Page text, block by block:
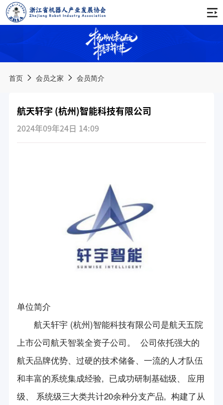
首页
协会章程
会议公告
活动公告
新闻动态
第一届中国（杭州）国际机器人西湖论坛
第二届中国（杭州）国际机器人西湖论坛
第五届中国（杭州）国际机器人西湖论坛
第六届中国（杭州）国际机器人西湖论坛
2024年中国（杭州）国际机器人西湖论坛
机器人竞赛
新产品/新技术展示
项目平台申报咨询
团体标准咨询服务
专利咨询服务
长三角机器人与智能制造合作组织
杭州市知识产权保护中心
《机器人技术与应用》杂志
立德机器人平台
浙江省标准化研究院
方圆检测集团
政策法规
政策要闻
法律法规
加入我们
入会申请
联系我们
首页 会员之家 会员简介
航天轩宇 (杭州)智能科技有限公司
2024年09年24日 14:09
单位简介
航天轩宇 (杭州)智能科技有限公司是航天五院
上市公司航天智装全资子公司。 公司依托强大的
航天品牌优势、过硬的技术储备、一流的人才队伍
和丰富的系统集成经验, 已成功研制基础级、 应用
级、 系统级三大类共计20余种分支产品, 构建了从